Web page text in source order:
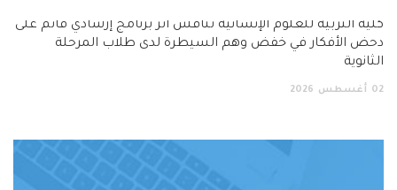
كلية التربية للعلوم الإنسانية تناقش أثر برنامج إرشادي قائم على
دحض الأفكار في خفض وهم السيطرة لدى طلاب المرحلة
الثانوية
02 أغسطس 2026